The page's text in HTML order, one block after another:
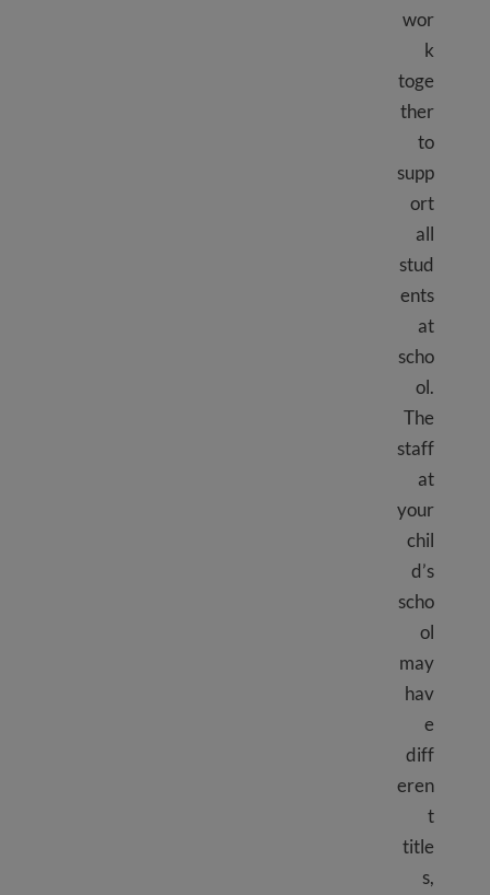
wor
k
toge
ther
to
supp
ort
all
stud
ents
at
scho
ol.
The
staff
at
your
chil
d’s
scho
ol
may
hav
e
diff
eren
t
title
s,